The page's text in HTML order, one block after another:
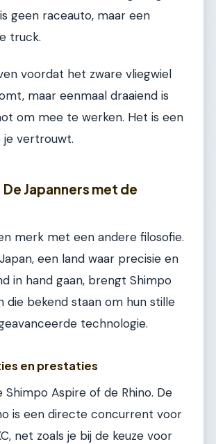
geen raceauto, maar een
truck.
voordat het zware vliegwiel
maar eenmaal draaiend is
om mee te werken. Het is een
je vertrouwt.
Japanners met de
merk met een andere filosofie.
een land waar precisie en
in hand gaan, brengt Shimpo
die bekend staan om hun stille
technologie.
en prestaties
Shimpo Aspire of de Rhino. De
is een directe concurrent voor
net zoals je bij de keuze voor